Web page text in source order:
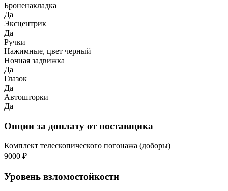
Броненакладка
Да
Эксцентрик
Да
Ручки
Нажимные, цвет черный
Ночная задвижка
Да
Глазок
Да
Автошторки
Да
Опции за доплату от поставщика
Комплект телескопического погонажа (доборы)
9000 ₽
Уровень взломостойкости